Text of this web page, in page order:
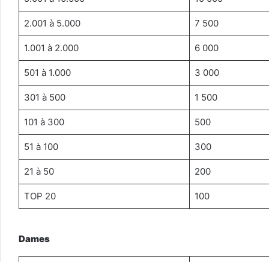
2.001 à 5.000 7 500
1.001 à 2.000 6 000
501 à 1.000 3 000
301 à 500 1 500
101 à 300 500
51 à 100 300
21 à 50 200
TOP 20 100
Dames